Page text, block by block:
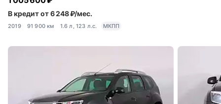
В кредит от 6 248 ₽/мес.
2019 91 900 км 1.6 л, 123 л.с. МКПП